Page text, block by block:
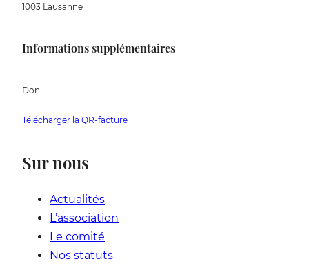
1003 Lausanne
Informations supplémentaires
Don
Télécharger la QR-facture
Sur nous
Actualités
L’association
Le comité
Nos statuts